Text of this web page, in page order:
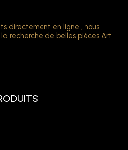
directement en ligne , nous
recherche de belles pièces Art